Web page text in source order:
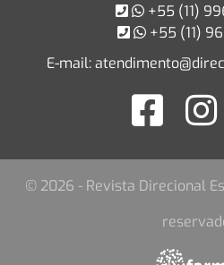
+55 (11)
+55 (11)
E-mail:
© 2026 - Revista Direcional